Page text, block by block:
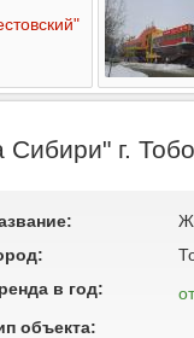
г.
в год:
объекта: